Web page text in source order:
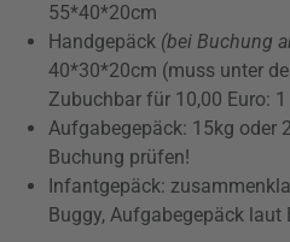
55*40*20cm
Handgepäck (bei Buchung
40*30*20cm (muss unter
Zubuchbar für 10,00 Euro:
Aufgabegepäck: 15kg oder
Buchung prüfen!
Infantgepäck:
Buggy, Aufgabegepäck laut